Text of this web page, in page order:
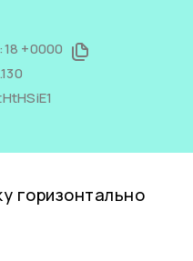
+0000
горизонтально